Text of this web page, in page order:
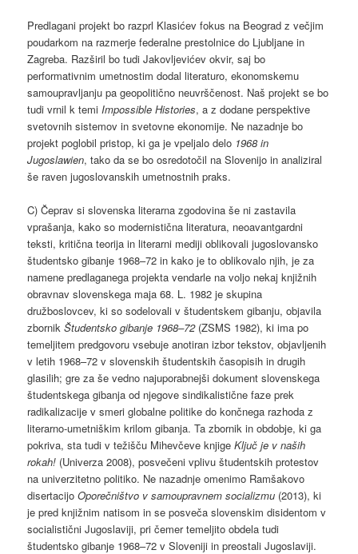
Predlagani projekt bo razprl Klasićev fokus na Beograd z večjim
poudarkom na razmerje federalne prestolnice do Ljubljane in
Zagreba. Razširil bo tudi Jakovljevićev okvir, saj bo
performativnim umetnostim dodal literaturo, ekonomskemu
samoupravljanju pa geopolitično neuvrščenost. Naš projekt se bo
tudi vrnil k temi Impossible Histories, a z dodane perspektive
svetovnih sistemov in svetovne ekonomije. Ne nazadnje bo
projekt poglobil pristop, ki ga je vpeljalo delo 1968 in
Jugoslawien, tako da se bo osredotočil na Slovenijo in analiziral
še raven jugoslovanskih umetnostnih praks.
C) Čeprav si slovenska literarna zgodovina še ni zastavila
vprašanja, kako so modernistična literatura, neoavantgardni
teksti, kritična teorija in literarni mediji oblikovali jugoslovansko
študentsko gibanje 1968–72 in kako je to oblikovalo njih, je za
namene predlaganega projekta vendarle na voljo nekaj knjižnih
obravnav slovenskega maja 68. L. 1982 je skupina
družboslovcev, ki so sodelovali v študentskem gibanju, objavila
zbornikŠtudentsko gibanje 1968–72(ZSMS 1982), ki ima po
temeljitem predgovoru vsebuje anotiran izbor tekstov, objavljenih
v letih 1968–72 v slovenskih študentskih časopisih in drugih
glasilih; gre za še vedno najuporabnejši dokument slovenskega
študentskega gibanja od njegove sindikalistične faze prek
radikalizacije v smeri globalne politike do končnega razhoda z
literarno-umetniškim krilom gibanja. Ta zbornik in obdobje, ki ga
pokriva, sta tudi v težišču Mihevčeve knjige Ključ je v naših
rokah! (Univerza 2008), posvečeni vplivu študentskih protestov
na univerzitetno politiko. Ne nazadnje omenimo Ramšakovo
disertacijoOporečništvo v samoupravnem socializmu (2013), ki
je pred knjižnim natisom in se posveča slovenskim disidentom v
socialistični Jugoslaviji, pri čemer temeljito obdela tudi
študentsko gibanje 1968–72 v Sloveniji in preostali Jugoslaviji.